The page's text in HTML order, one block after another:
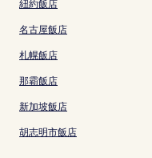
紐約飯店
名古屋飯店
札幌飯店
那霸飯店
新加坡飯店
胡志明市飯店